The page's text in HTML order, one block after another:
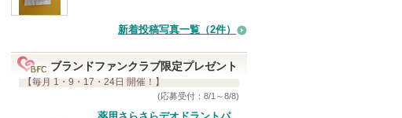
れ
て
い
ま
新着投稿写真一覧（2件）
ブランドファンクラブ限定プレゼント
【毎月 1・9・17・24日 開催！】
(応募受付：8/1～8/8)